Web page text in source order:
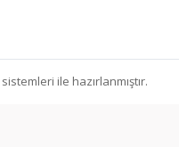
sistemleri ile hazırlanmıştır.